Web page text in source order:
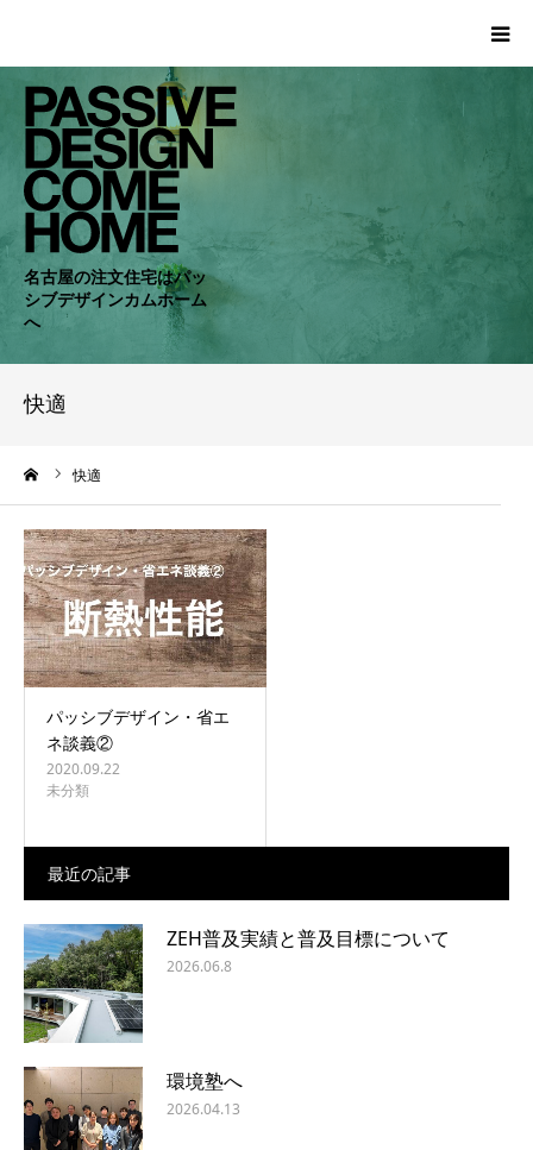
名古屋の注文住宅はパッ
シブデザインカムホーム
へ
快適
快適
パッシブデザイン・省エ
ネ談義②
2020.09.22
未分類
最近の記事
ZEH普及実績と普及目標について
2026.06.8
環境塾へ
2026.04.13
HOME
WORKS
COMPANY
CONCEPT
NEWS
BLOG
CONTACT